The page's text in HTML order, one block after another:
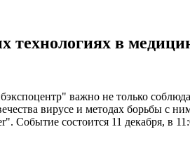
технологиях в
важно не только
вирусе и методах борьбы с
Событие состоится 11 декабря, в